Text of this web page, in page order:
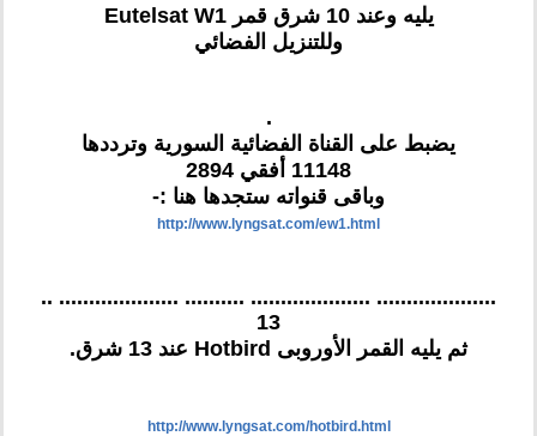
يليه وعند 10 شرق قمر Eutelsat W1
وللتنزيل الفضائي
.
يضبط على القناة الفضائية السورية وترددها
11148 أفقي 2894
وباقى قنواته ستجدها هنا :-
http://www.lyngsat.com/ew1.html
.................... .................... .......... .................... ..
13
ثم يليه القمر الأوروبى Hotbird عند 13 شرق.
http://www.lyngsat.com/hotbird.html